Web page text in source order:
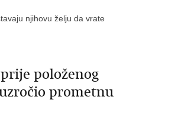
njihovu želju da vrate
položenog
prometnu